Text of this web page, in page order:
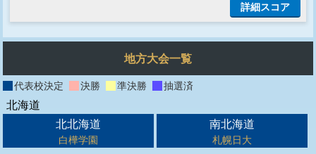
詳細スコア
地方大会一覧
代表校決定 決勝 準決勝 抽選済
北海道
北北海道
白樺学園
南北海道
札幌日大